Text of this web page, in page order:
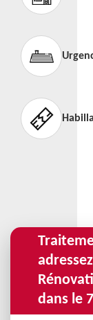
dans le